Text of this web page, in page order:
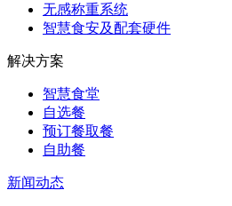
无感称重系统
智慧食安及配套硬件
解决方案
智慧食堂
自选餐
预订餐取餐
自助餐
新闻动态